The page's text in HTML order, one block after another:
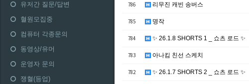
유저간 질문/답변
혈원모집중
컴퓨터 각종문의
동영상/유머
운영자 문의
쟁혈(등업)
786 리무진 캐빈 송버스
785 명작
784 ✨ 26.1.8 SHORTS 1 _ 쇼츠 로드 ✨
783 아나킴 친선 스케치
782 ✨ 26.1.7 SHORTS 2 _ 쇼츠 로드 ✨